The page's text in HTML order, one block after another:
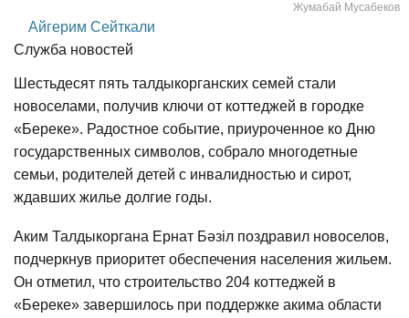
Жумабай Мусабеков
Айгерим Сейткали
Служба новостей
Шестьдесят пять талдыкорганских семей стали
новоселами, получив ключи от коттеджей в городке
«Береке». Радостное событие, приуроченное ко Дню
государственных символов, собрало многодетные
семьи, родителей детей с инвалидностью и сирот,
ждавших жилье долгие годы.
Аким Талдыкоргана Ернат Бәзіл поздравил новоселов,
подчеркнув приоритет обеспечения населения жильем.
Он отметил, что строительство 204 коттеджей в
«Береке» завершилось при поддержке акима области